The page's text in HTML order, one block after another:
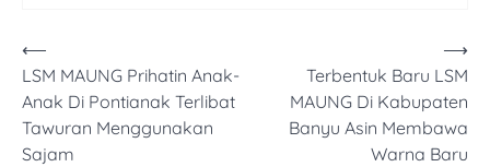
Navigasi
pos
⟵
LSM MAUNG Prihatin Anak-
Anak Di Pontianak Terlibat
Tawuran Menggunakan
Sajam
Terbentuk Baru LSM
MAUNG Di Kabupaten
Banyu Asin Membawa
Warna Baru
⟶